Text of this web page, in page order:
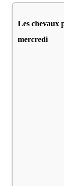
Les chevaux
mercredi